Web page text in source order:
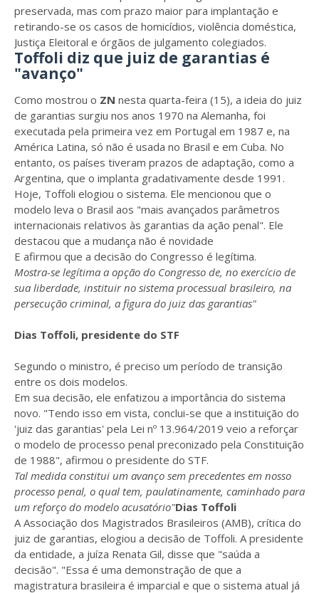
preservada, mas com prazo maior para implantação e
retirando-se os casos de homicídios, violência doméstica,
Justiça Eleitoral e órgãos de julgamento colegiados.
Toffoli diz que juiz de garantias é
"avanço"
Como mostrou o ZN nesta quarta-feira (15), a ideia do juiz
de garantias surgiu nos anos 1970 na Alemanha, foi
executada pela primeira vez em Portugal em 1987 e, na
América Latina, só não é usada no Brasil e em Cuba. No
entanto, os países tiveram prazos de adaptação, como a
Argentina, que o implanta gradativamente desde 1991.
Hoje, Toffoli elogiou o sistema. Ele mencionou que o
modelo leva o Brasil aos "mais avançados parâmetros
internacionais relativos às garantias da ação penal". Ele
destacou que a mudança não é novidade
E afirmou que a decisão do Congresso é legítima.
Mostra-se legítima a opção do Congresso de, no exercício de
sua liberdade, instituir no sistema processual brasileiro, na
persecução criminal, a figura do juiz das garantias"
Dias Toffoli, presidente do STF
Segundo o ministro, é preciso um período de transição
entre os dois modelos.
Em sua decisão, ele enfatizou a importância do sistema
novo. "Tendo isso em vista, conclui-se que a instituição do
'juiz das garantias' pela Lei nº 13.964/2019 veio a reforçar
o modelo de processo penal preconizado pela Constituição
de 1988", afirmou o presidente do STF.
Tal medida constitui um avanço sem precedentes em nosso
processo penal, o qual tem, paulatinamente, caminhado para
um reforço do modelo acusatório"Dias Toffoli
A Associação dos Magistrados Brasileiros (AMB), crítica do
juiz de garantias, elogiou a decisão de Toffoli. A presidente
da entidade, a juíza Renata Gil, disse que "saúda a
decisão". "Essa é uma demonstração de que a
magistratura brasileira é imparcial e que o sistema atual já